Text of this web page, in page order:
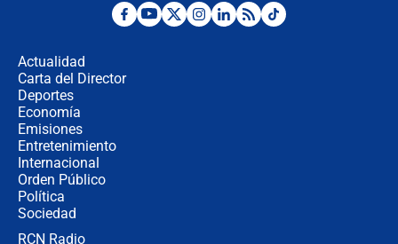
Posesión de Abelardo De La Espriella
Actualidad
Carta del Director
Deportes
Economía
Emisiones
Entretenimiento
Internacional
Orden Público
Política
Sociedad
RCN Radio